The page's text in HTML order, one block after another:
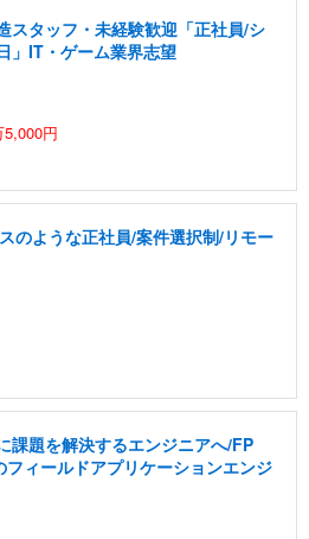
スタッフ・未経験歓迎「正社員/シ
」IT・ゲーム業界志望
円
のような正社員/案件選択制/リモー
課題を解決するエンジニアへ/FP
ィールドアプリケーションエンジ